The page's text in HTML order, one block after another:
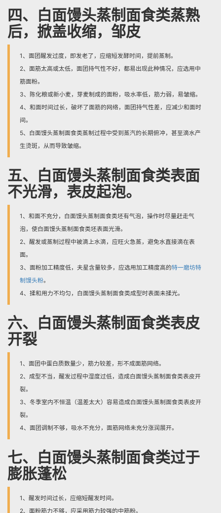
四、白面馒头蒸制面食类蒸熟
后，掀盖收缩，邹皮
1、面团醒发过度，即发老了，应缩短发酵时间，提前蒸制。
2、面筋太高或太低，面团持气性不好，都易出现此种情况，应选用中
筋面粉。
3、陈化粮或新小麦，芽麦制成的面粉，吸水率低，筋力弱，易皱缩。
4、和面时间过长，破坏了面筋的网络，面团持气性差，应减少和面时
间。
5、白面馒头蒸制面食类蒸制过程中受到蒸汽的长期俯冲，甚至滴水产
生烫斑，从而导致皱缩。
五、白面馒头蒸制面食类表面
不光滑，表皮起泡。
1、和面不充分，白面馒头蒸制面食类坯有气泡，操作时尽量赶走气
泡，使白面馒头蒸制面食类坯表面光滑。
2、醒发或蒸制过程中被滴上水滴，应旺火急蒸，避免水直接滴在表
面。
3、面粉加工精度低，夫星含量较多，应选用加工精度高的特一磨坊特
制馒头粉。
4、揉和用力不均匀，白面馒头蒸制面食类成型时表面未揉光。
六、白面馒头蒸制面食类表皮
开裂
1、面团中蛋白质数量少，筋力较差，形不成面筋网络。
2、成型不当，醒发过程中湿度过低，造成白面馒头蒸制面食类表皮开
裂。
3、冬季室内不恒温（温差太大）容易造成白面馒头蒸制面食类表皮开
裂。
4、面团调制不够，吸水不充分，面筋网络未充分涨润展开。
七、白面馒头蒸制面食类过于
膨胀蓬松
1、醒发时间过长，应缩短醒发时间。
2、面粉筋力不够，应采用筋力较强的中筋粉。